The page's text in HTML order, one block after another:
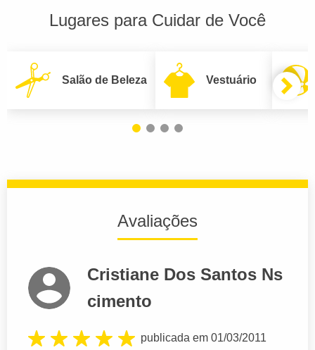
Lugares para Cuidar de Você
Salão de Beleza Vestuário
Avaliações
Cristiane Dos Santos Ns
cimento
publicada em 01/03/2011